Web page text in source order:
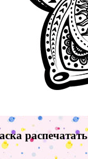
распечатать